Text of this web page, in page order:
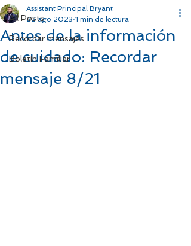
All Posts
Recordar mensajes
Boletín Familiar
Antes de la información
de cuidado: Recordar
mensaje 8/21
Assistant Principal Bryant
22 ago 2023 1 min de lectura